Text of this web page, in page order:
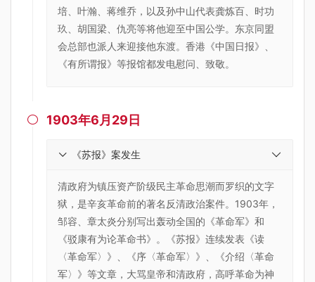
培、叶瀚、蒋维乔，以及孙中山代表龚炼百、时功
玖、胡国梁、仇亮等将他迎至中国公学。东京同盟
会总部也派人来迎接他东渡。香港《中国日报》、
《有所谓报》等报馆都发电慰问、致敬。
 1903年6月29日
《苏报》案发生
清政府为镇压资产阶级民主革命思潮而罗织的文字
狱，是辛亥革命前的著名反清政治案件。1903年，
邹容、章太炎分别写出轰动全国的《革命军》和
《驳康有为论革命书》。《苏报》连续发表《读
〈革命军〉》、《序〈革命军〉》、《介绍〈革命
军〉》等文章，大骂皇帝和清政府，高呼革命为神